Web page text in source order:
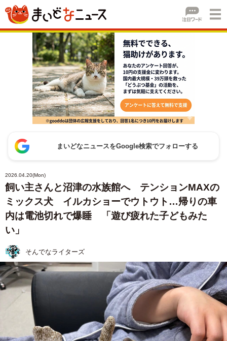
まいどなニュースをGoogle検索でフォローする
2026.04.20(Mon)
飼い主さんと沼津の水族館へ テンションMAXの
ミックス犬 イルカショーでウトウト…帰りの車
内は電池切れで爆睡 「遊び疲れた子どもみた
い」
そんでなライターズ